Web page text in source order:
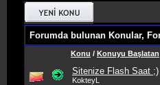
Forumda bulunan Konular,
Konu / Konuyu Başlatan
Sitenize Flash Saat ;)
KokteyL